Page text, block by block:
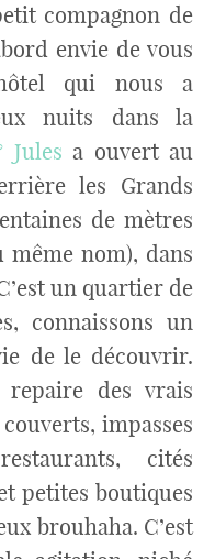
compagnon de
envie de vous
qui nous a
nuits dans la
Jules a ouvert au
les Grands
de mètres
nom), dans
un quartier de
connaissons un
de le découvrir.
des vrais
impasses
cités
petites boutiques
brouhaha. C’est